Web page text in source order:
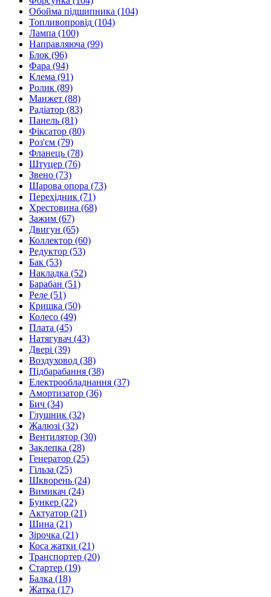
Обойма підшипника (104)
Топливопровід (104)
Лампа (100)
Направляюча (99)
Блок (96)
Фара (94)
Клема (91)
Ролик (89)
Манжет (88)
Радіатор (83)
Панель (81)
Фіксатор (80)
Роз'єм (79)
Фланець (78)
Штуцер (76)
Звено (73)
Шарова опора (73)
Перехідник (71)
Хрестовина (68)
Зажим (67)
Двигун (65)
Коллектор (60)
Редуктор (53)
Бак (53)
Накладка (52)
Барабан (51)
Реле (51)
Кришка (50)
Колесо (49)
Плата (45)
Натягувач (43)
Двері (39)
Воздуховод (38)
Підбарабання (38)
Електрообладнання (37)
Амортизатор (36)
Бич (34)
Глушник (32)
Жалюзі (32)
Вентилятор (30)
Заклепка (28)
Генератор (25)
Гільза (25)
Шкворень (24)
Вимикач (24)
Бункер (22)
Актуатор (21)
Шина (21)
Зiрочка (21)
Коса жатки (21)
Транспортер (20)
Стартер (19)
Балка (18)
Жатка (17)